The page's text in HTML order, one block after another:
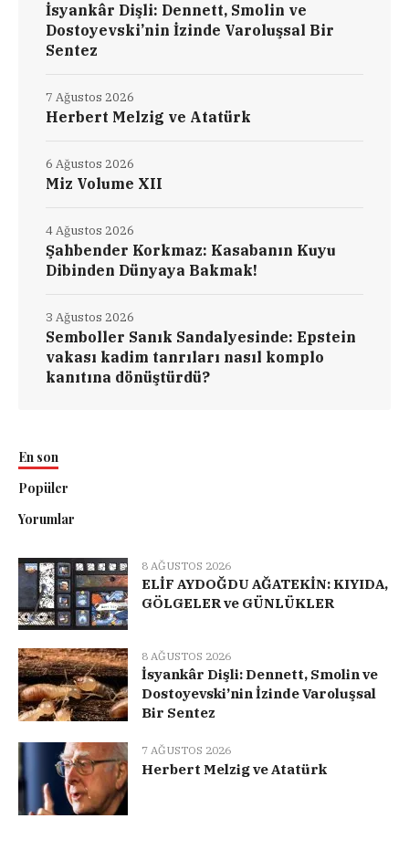
İsyankâr Dişli: Dennett, Smolin ve
Dostoyevski’nin İzinde Varoluşsal Bir
Sentez
Herbert Melzig ve Atatürk
7 Ağustos 2026
Miz Volume XII
6 Ağustos 2026
Şahbender Korkmaz: Kasabanın Kuyu
Dibinden Dünyaya Bakmak!
4 Ağustos 2026
Semboller Sanık Sandalyesinde: Epstein
vakası kadim tanrıları nasıl komplo
kanıtına dönüştürdü?
3 Ağustos 2026
En son
Popüler
Yorumlar
8 AĞUSTOS 2026
ELİF AYDOĞDU AĞATEKİN: KIYIDA,
GÖLGELER ve GÜNLÜKLER
8 AĞUSTOS 2026
İsyankâr Dişli: Dennett, Smolin ve
Dostoyevski’nin İzinde Varoluşsal
Bir Sentez
7 AĞUSTOS 2026
Herbert Melzig ve Atatürk